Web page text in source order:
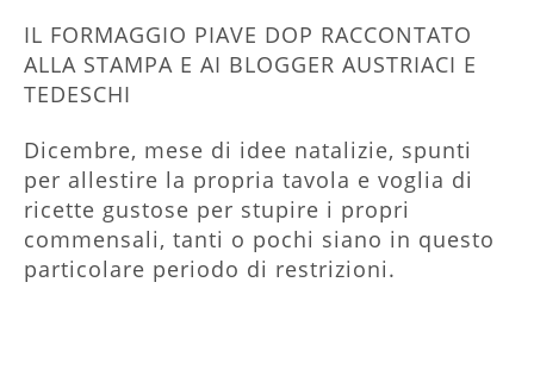
IL FORMAGGIO PIAVE DOP RACCONTATO
ALLA STAMPA E AI BLOGGER AUSTRIACI E
TEDESCHI
Dicembre, mese di idee natalizie, spunti
per allestire la propria tavola e voglia di
ricette gustose per stupire i propri
commensali, tanti o pochi siano in questo
particolare periodo di restrizioni.